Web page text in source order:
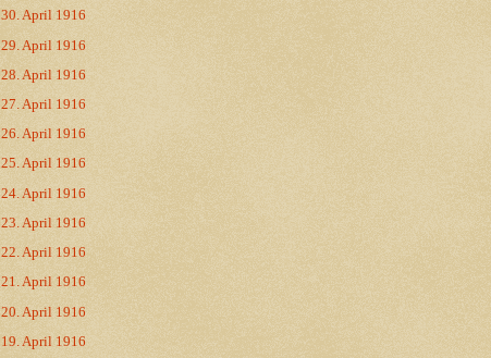
30. April 1916
29. April 1916
28. April 1916
27. April 1916
26. April 1916
25. April 1916
24. April 1916
23. April 1916
22. April 1916
21. April 1916
20. April 1916
19. April 1916